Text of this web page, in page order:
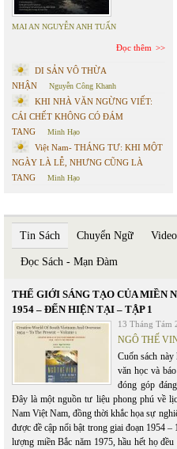
MAI AN NGUYỄN ANH TUẤN
Đọc thêm
DI SẢN VÔ THỪA
NHẬN
Nguyễn Công Khanh
KHI NHÀ VĂN NGỪNG VIẾT:
CÁI CHẾT KHÔNG CÓ ĐÁM
TANG
Minh Hạo
Việt Nam- THÁNG TƯ: KHI MỘT
NGÀY LÀ LỄ, NHƯNG CŨNG LÀ
TANG
Minh Hạo
Tin Sách Chuyển Ngữ
Đọc Sách - Mạn Đàm
THẾ GIỚI SÁNG TẠO CỦA MIỀN
1954 – ĐẾN HIỆN TẠI – TẬP 1
13 Tháng Tám
NGÔ THẾ
Cuốn sách
văn học và
đóng góp
Đây là một nguồn tư liệu phong phú về
Nam Việt Nam, đồng thời khắc họa sự
được đề cập nổi bật trong giai đoạn 1954
lượng miền Bắc năm 1975, hầu hết họ